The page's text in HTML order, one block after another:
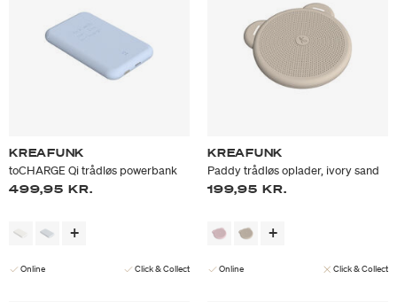
KREAFUNK
toCHARGE Qi trådløs powerbank
499,95 KR.
Online Click & Collect
KREAFUNK
Paddy trådløs oplader, ivory sand
199,95 KR.
Online Click & Collect